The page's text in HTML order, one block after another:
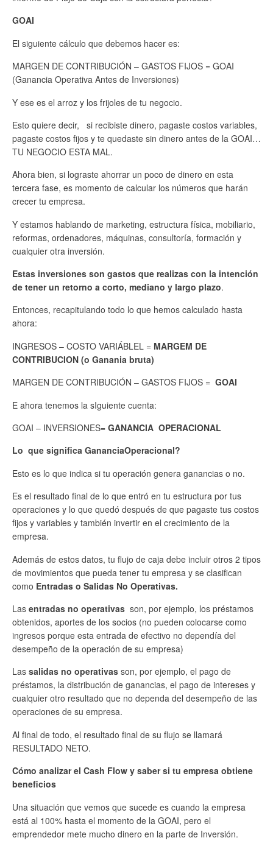
GOAI
El siguiente cálculo que debemos hacer es:
MARGEN DE CONTRIBUCIÓN – GASTOS FIJOS = GOAI
(Ganancia Operativa Antes de Inversiones)
Y ese es el arroz y los frijoles de tu negocio.
Esto quiere decir, si recibiste dinero, pagaste costos variables,
pagaste costos fijos y te quedaste sin dinero antes de la GOAI…
TU NEGOCIO ESTA MAL.
Ahora bien, si lograste ahorrar un poco de dinero en esta
tercera fase, es momento de calcular los números que harán
crecer tu empresa.
Y estamos hablando de marketing, estructura física, mobiliario,
reformas, ordenadores, máquinas, consultoría, formación y
cualquier otra inversión.
Estas inversiones son gastos que realizas con la intención
de tener un retorno a corto, mediano y largo plazo.
Entonces, recapitulando todo lo que hemos calculado hasta
ahora:
INGRESOS – COSTO VARIÁBLEL = MARGEM DE
CONTRIBUCION (o Ganania bruta)
MARGEN DE CONTRIBUCIÓN – GASTOS FIJOS = GOAI
E ahora tenemos la sIguiente cuenta:
GOAI – INVERSIONES= GANANCIA OPERACIONAL
Lo que significa GananciaOperacional?
Esto es lo que indica si tu operación genera ganancias o no.
Es el resultado final de lo que entró en tu estructura por tus
operaciones y lo que quedó después de que pagaste tus costos
fijos y variables y también invertir en el crecimiento de la
empresa.
Además de estos datos, tu flujo de caja debe incluir otros 2 tipos
de movimientos que pueda tener tu empresa y se clasifican
como Entradas o Salidas No Operativas.
Las entradas no operativas son, por ejemplo, los préstamos
obtenidos, aportes de los socios (no pueden colocarse como
ingresos porque esta entrada de efectivo no dependía del
desempeño de la operación de su empresa)
Las salidas no operativas son, por ejemplo, el pago de
préstamos, la distribución de ganancias, el pago de intereses y
cualquier otro resultado que no dependa del desempeño de las
operaciones de su empresa.
Al final de todo, el resultado final de su flujo se llamará
RESULTADO NETO.
Cómo analizar el Cash Flow y saber si tu empresa obtiene
beneficios
Una situación que vemos que sucede es cuando la empresa
está al 100% hasta el momento de la GOAI, pero el
emprendedor mete mucho dinero en la parte de Inversión.